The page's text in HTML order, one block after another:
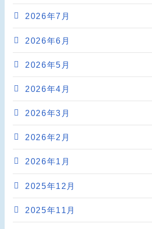
2026年7月
2026年6月
2026年5月
2026年4月
2026年3月
2026年2月
2026年1月
2025年12月
2025年11月